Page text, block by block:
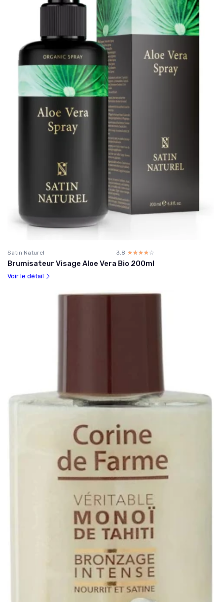
Satin Naturel 3.8 ☆☆☆☆☆
★★★★★
Brumisateur Visage Aloe Vera Bio 200ml
Voir le détail